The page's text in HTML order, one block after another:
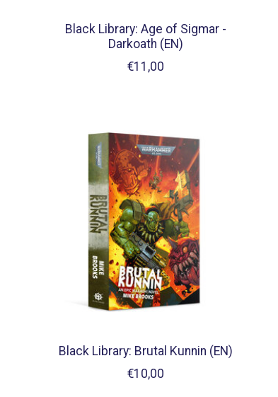
Black Library: Age of Sigmar -
Darkoath (EN)
€11,00
Black Library: Brutal Kunnin (EN)
€10,00